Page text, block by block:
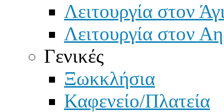
Λειτουργία στον
Λειτουργία στον
Γενικές
Ξωκκλήσια
Καφενείο/Πλατεία